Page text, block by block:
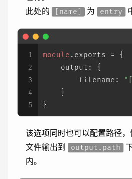
此处的
[name] 为 entry
1
2
3
4
5
module . exports
= {
output : {
filename :
    }
}
该选项同时也可以配置路径
文件输出到
output.path
内。